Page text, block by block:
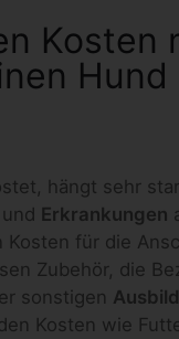
Kosten
Hund
hängt sehr
und Erkrankungen
Kosten für die
Zubehör, die
sonstigen
Kosten wie